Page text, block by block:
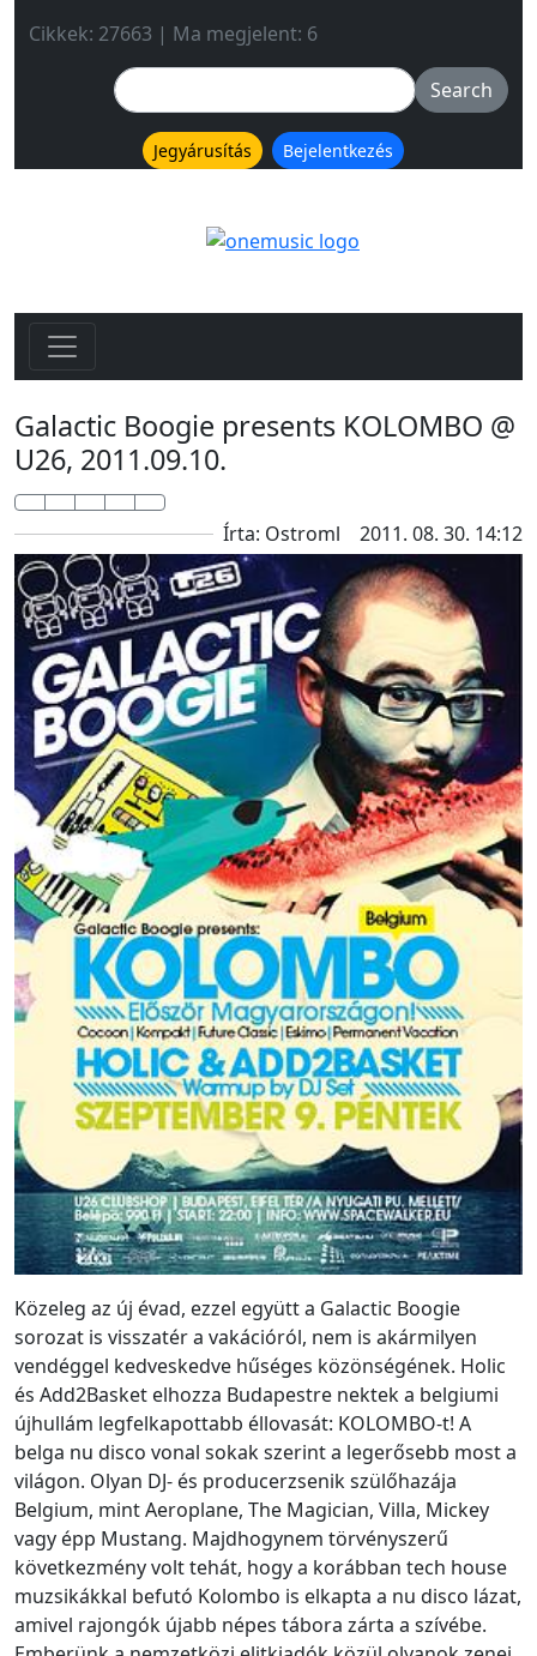
Cikkek: 27663 | Ma megjelent: 6
Jegyárusítás Bejelentkezés
Galactic Boogie presents KOLOMBO @
U26, 2011.09.10.
Írta: Ostroml 2011. 08. 30. 14:12
Közeleg az új évad, ezzel együtt a Galactic Boogie
sorozat is visszatér a vakációról, nem is akármilyen
vendéggel kedveskedve hűséges közönségének. Holic
és Add2Basket elhozza Budapestre nektek a belgiumi
újhullám legfelkapottabb éllovasát: KOLOMBO-t! A
belga nu disco vonal sokak szerint a legerősebb most a
világon. Olyan DJ- és producerzsenik szülőhazája
Belgium, mint Aeroplane, The Magician, Villa, Mickey
vagy épp Mustang. Majdhogynem törvényszerű
következmény volt tehát, hogy a korábban tech house
muzsikákkal befutó Kolombo is elkapta a nu disco lázat,
amivel rajongók újabb népes tábora zárta a szívébe.